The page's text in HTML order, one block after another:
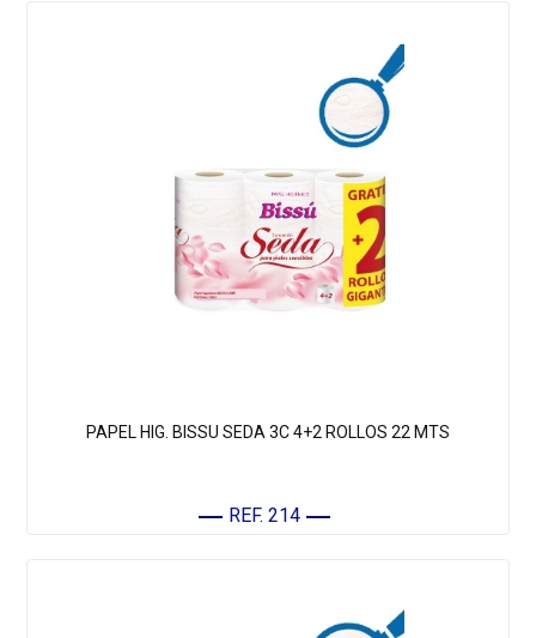
PAPEL HIG. BISSU SEDA 3C 4+2 ROLLOS 22 MTS
REF. 214